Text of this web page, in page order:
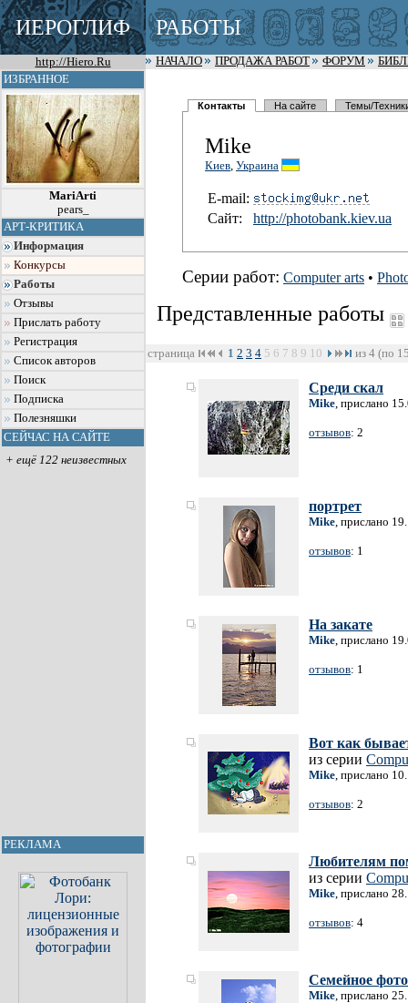
ИЕРОГЛИФ РАБОТЫ
http://Hiero.Ru НАЧАЛО ПРОДАЖА РАБОТ ФОРУМ
ИЗБРАННОЕ
MariArti
pears_
АРТ-КРИТИКА
Информация
Конкурсы
Работы
Отзывы
Прислать работу
Регистрация
Список авторов
Поиск
Подписка
Полезняшки
СЕЙЧАС НА САЙТЕ
+ ещё 122 неизвестных
РЕКЛАМА
Контакты На сайте Темы/
Mike
Киев, Украина
E-mail:
Сайт:
http://photobank.kiev.ua
Серии работ: Computer arts •
Представленные работы
страница 1 2 3 4 5 6 7 8 9 10 из 4 (по
Среди скал
Mike, прислано
отзывов: 2
портрет
Mike, прислано
отзывов: 1
На закате
Mike, прислано
отзывов: 1
Вот как
из серии
Mike, прислано
отзывов: 2
Любителям
из серии
Mike, прислано
отзывов: 4
Семейное
Mike, прислано